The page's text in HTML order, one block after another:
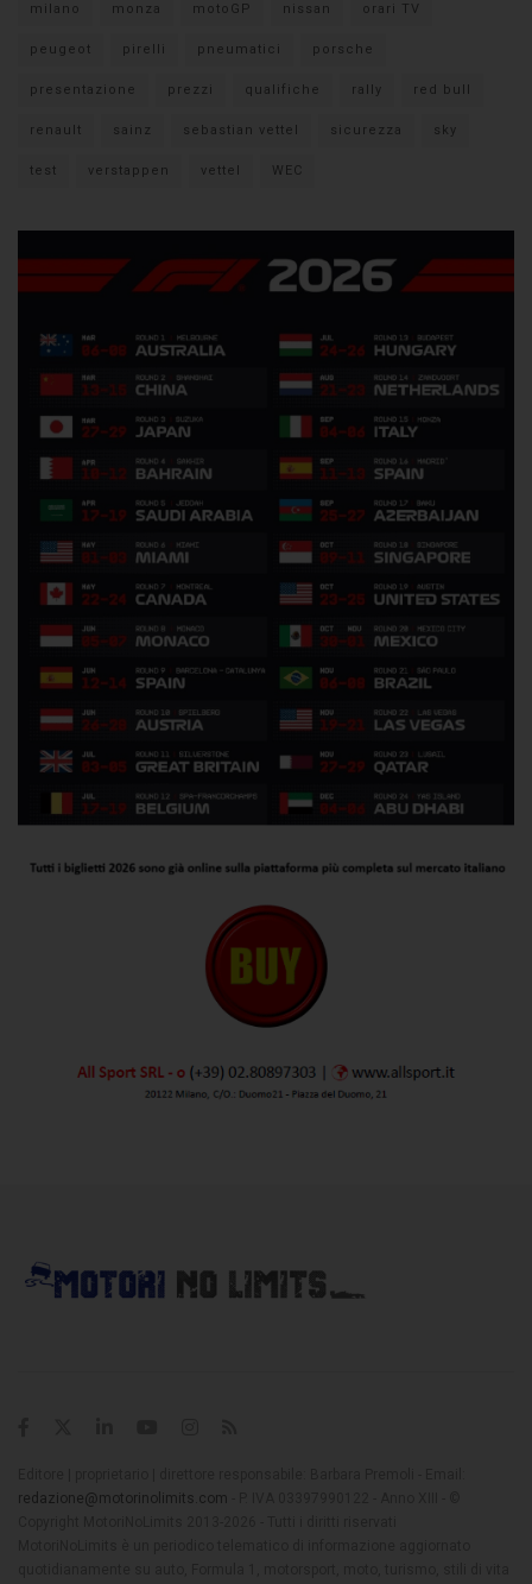
milano monza motoGP nissan orari TV
peugeot pirelli pneumatici porsche
presentazione prezzi qualifiche rally red bull
renault sainz sebastian vettel sicurezza sky
test verstappen vettel WEC
redazione@motorinolimits.com